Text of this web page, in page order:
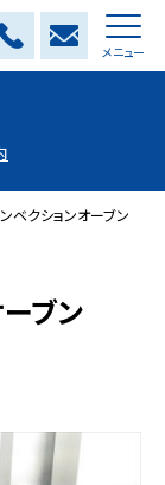
メニュー
ベクションオーブン
ブン